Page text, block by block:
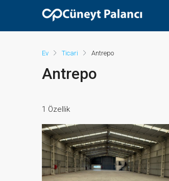
Ev Ticari Antrepo
Antrepo
1 Özellik